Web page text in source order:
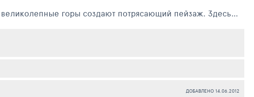
великолепные горы создают потрясающий пейзаж. Здесь
ДОБАВЛЕНО 14.06.2012